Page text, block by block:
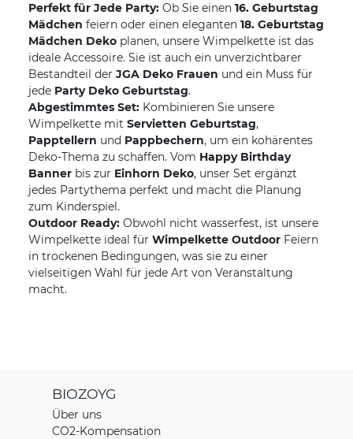
Perfekt für Jede Party: Ob Sie einen 16. Geburtstag
Mädchen feiern oder einen eleganten 18. Geburtstag
Mädchen Deko planen, unsere Wimpelkette ist das
ideale Accessoire. Sie ist auch ein unverzichtbarer
Bestandteil der JGA Deko Frauen und ein Muss für
jede Party Deko Geburtstag.
Abgestimmtes Set: Kombinieren Sie unsere
Wimpelkette mit Servietten Geburtstag,
Papptellern und Pappbechern, um ein kohärentes
Deko-Thema zu schaffen. Vom Happy Birthday
Banner bis zur Einhorn Deko, unser Set ergänzt
jedes Partythema perfekt und macht die Planung
zum Kinderspiel.
Outdoor Ready: Obwohl nicht wasserfest, ist unsere
Wimpelkette ideal für Wimpelkette Outdoor Feiern
in trockenen Bedingungen, was sie zu einer
vielseitigen Wahl für jede Art von Veranstaltung
macht.
BIOZOYG
Über uns
CO2-Kompensation